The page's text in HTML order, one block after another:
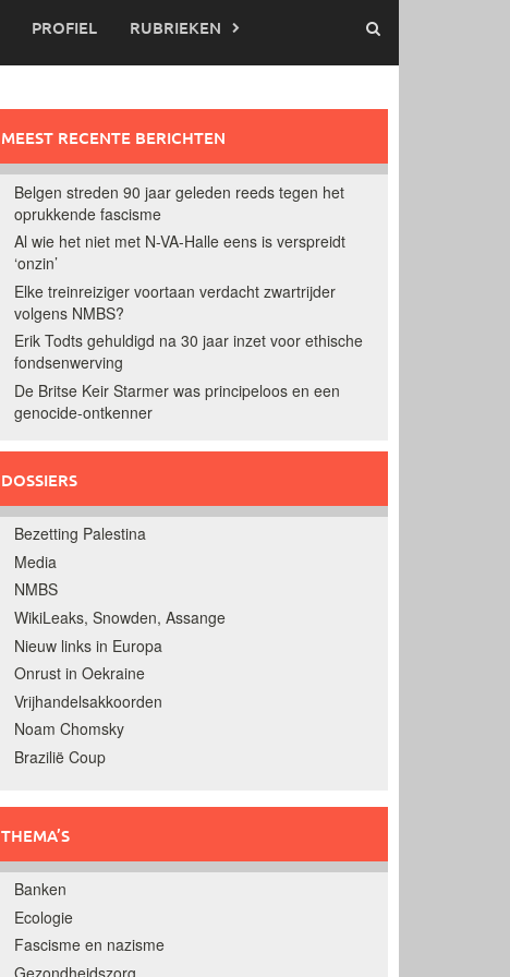
PROFIEL RUBRIEKEN
MEEST RECENTE BERICHTEN
Belgen streden 90 jaar geleden reeds tegen het
oprukkende fascisme
Al wie het niet met N-VA-Halle eens is verspreidt
‘onzin’
Elke treinreiziger voortaan verdacht zwartrijder
volgens NMBS?
Erik Todts gehuldigd na 30 jaar inzet voor ethische
fondsenwerving
De Britse Keir Starmer was principeloos en een
genocide-ontkenner
DOSSIERS
Bezetting Palestina
Media
NMBS
WikiLeaks, Snowden, Assange
Nieuw links in Europa
Onrust in Oekraine
Vrijhandelsakkoorden
Noam Chomsky
Brazilië Coup
THEMA’S
Banken
Ecologie
Fascisme en nazisme
Gezondheidszorg